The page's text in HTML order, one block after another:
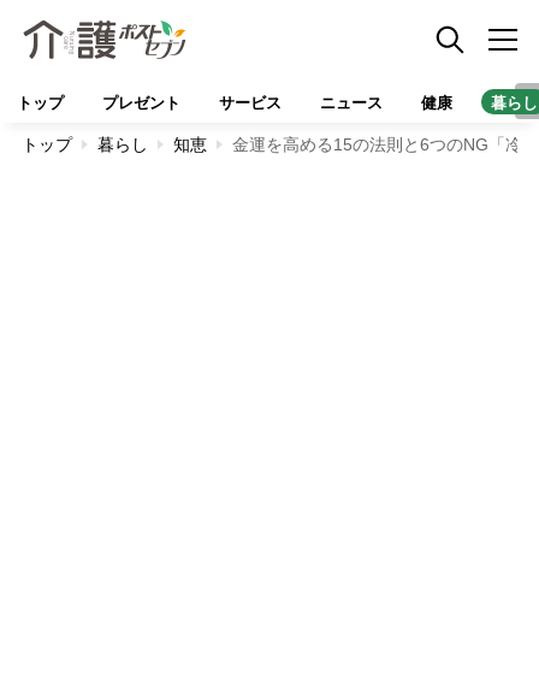
トップ プレゼント サービス ニュース 健康 暮らし
トップ 暮らし 知恵 金運を高める15の法則と6つのNG「冷